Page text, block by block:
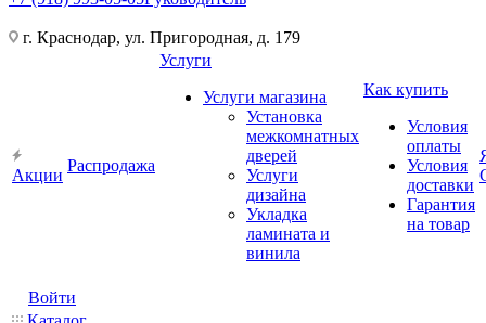
г. Краснодар, ул. Пригородная, д. 179
Акции
Распродажа
Услуги
Услуги магазина
Установка
межкомнатных
дверей
Услуги
дизайна
Укладка
ламината и
винила
Как купить
Условия
оплаты
Условия
доставки
Гарантия
на товар
Войти